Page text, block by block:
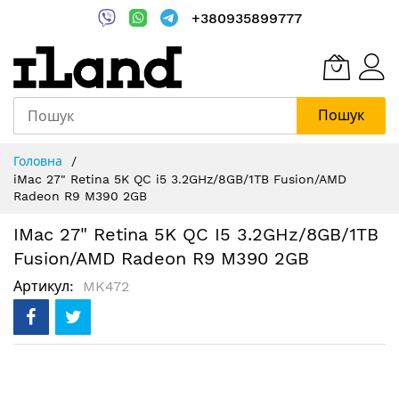
+380935899777
Пошук
Content
Головна
iMac 27" Retina 5K QC i5 3.2GHz/8GB/1TB Fusion/AMD
Radeon R9 M390 2GB
IMac 27" Retina 5K QC I5 3.2GHz/8GB/1TB
Fusion/AMD Radeon R9 M390 2GB
Артикул MK472